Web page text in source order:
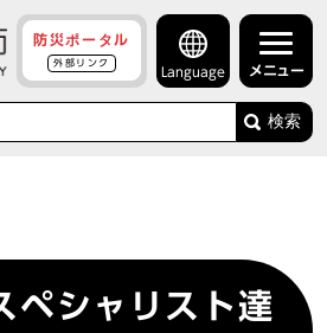
防災ポータル
外部リンク
Language メニュー
検索
ペシャリスト達